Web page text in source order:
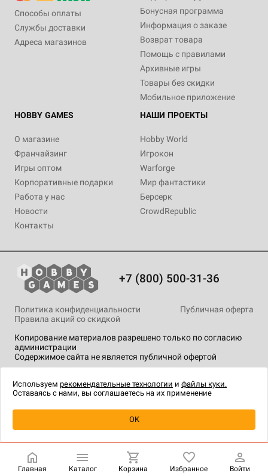
Способы оплаты
Службы доставки
Адреса магазинов
Бонусная программа
Информация о заказе
Возврат товара
Помощь с правилами
Архивные игры
Товары без скидки
Мобильное приложение
HOBBY GAMES
О магазине
Франчайзинг
Игры оптом
Корпоративные подарки
Работа у нас
Новости
Контакты
НАШИ ПРОЕКТЫ
Hobby World
Игрокон
Warforge
Мир фантастики
Берсерк
CrowdRepublic
+7 (800) 500-31-36
Копирование материалов разрешено только по согласию
администрации
Содержимое сайта не является публичной офертой
Политика конфиденциальности
Публичная оферта
Правила акций со скидкой
технологии.
Главная Каталог Корзина Избранное Войти
Используем рекомендательные технологии и файлы куки.
Оставаясь с нами, вы соглашаетесь на их применение
OK